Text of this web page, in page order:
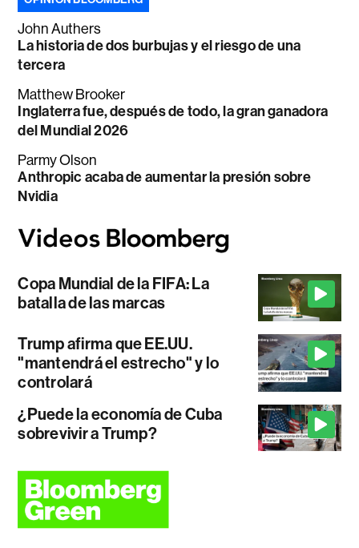
John Authers
La historia de dos burbujas y el riesgo de una
tercera
Matthew Brooker
Inglaterra fue, después de todo, la gran ganadora
del Mundial 2026
Parmy Olson
Anthropic acaba de aumentar la presión sobre
Nvidia
Copa Mundial de la FIFA: La
batalla de las marcas
Trump afirma que EE.UU.
"mantendrá el estrecho" y lo
controlará
¿Puede la economía de Cuba
sobrevivir a Trump?